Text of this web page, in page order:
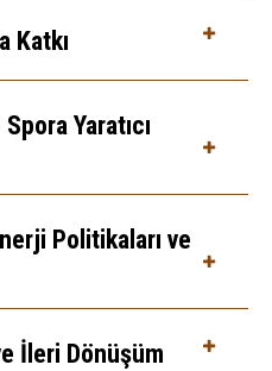
Katkı
Yaratıcı
Politikaları ve
İleri Dönüşüm